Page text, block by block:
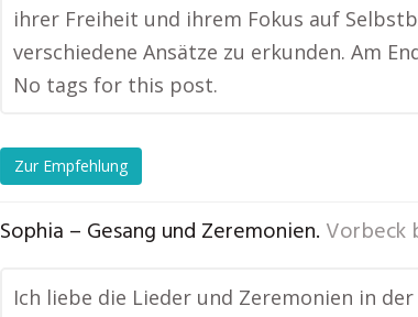
ihrer Freiheit und ihrem Fokus auf
verschiedene Ansätze zu erkunden. Am
No tags for this post.
Zur Empfehlung
Sophia – Gesang und Zeremonien. Vorbeck
Ich liebe die Lieder und Zeremonien in